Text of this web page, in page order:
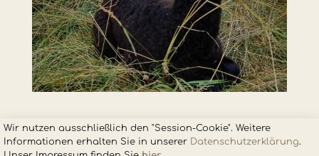
Wir nutzen ausschließlich den "Session-Cookie". Weitere
Informationen erhalten Sie in unserer Datenschutzerklärung.